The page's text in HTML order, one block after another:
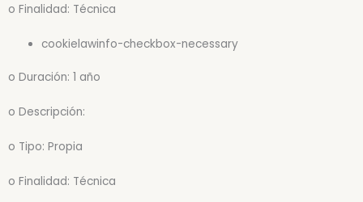
o Finalidad: Técnica
cookielawinfo-checkbox-necessary
o Duración: 1 año
o Descripción:
o Tipo: Propia
o Finalidad: Técnica